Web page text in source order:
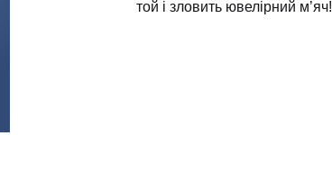
той і зловить ювелірний м’яч!